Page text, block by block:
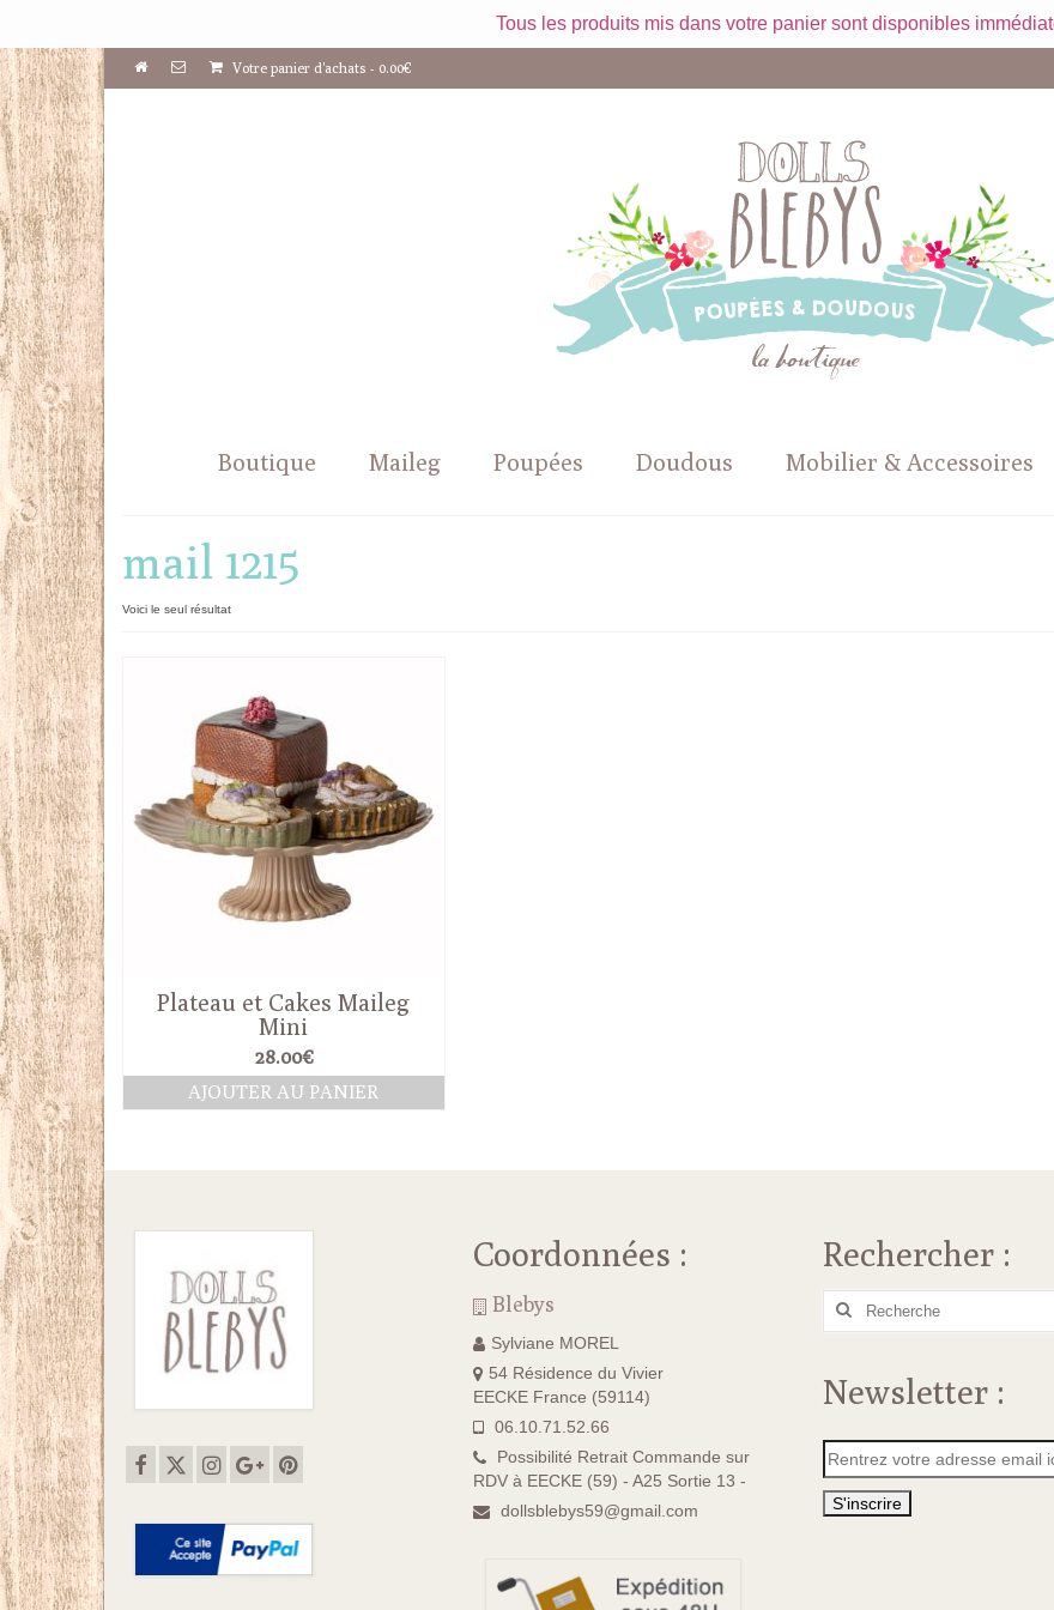
Tous les produits mis dans votre panier sont disponibles
Votre panier d'achats - 0.00€
Boutique Maileg Poupées Doudous Mobilier & Accessoires
mail 1215
Voici le seul résultat
Plateau et Cakes Maileg
Mini
28.00€
AJOUTER AU PANIER
Coordonnées :
Blebys
Sylviane MOREL
54 Résidence du Vivier
EECKE France (59114)
06.10.71.52.66
Possibilité Retrait Commande sur
RDV à EECKE (59) - A25 Sortie 13 -
dollsblebys59@gmail.com
Rechercher :
Rechercher
Newsletter :